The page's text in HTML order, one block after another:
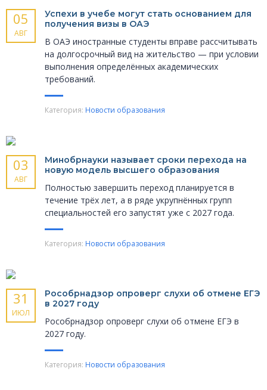
05
АВГ
Успехи в учебе могут стать основанием для
получения визы в ОАЭ
В ОАЭ иностранные студенты вправе рассчитывать
на долгосрочный вид на жительство — при условии
выполнения определённых академических
требований.
Категория: Новости образования
03
АВГ
Минобрнауки называет сроки перехода на
новую модель высшего образования
Полностью завершить переход планируется в
течение трёх лет, а в ряде укрупнённых групп
специальностей его запустят уже с 2027 года.
Категория: Новости образования
31
ИЮЛ
Рособрнадзор опроверг слухи об отмене ЕГЭ
в 2027 году
Рособрнадзор опроверг слухи об отмене ЕГЭ в
2027 году.
Категория: Новости образования